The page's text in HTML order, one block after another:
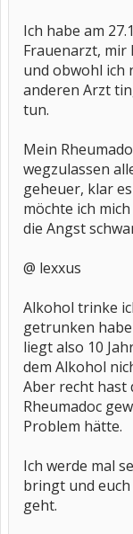
Ich habe am
Frauenarzt, mir
und obwohl ich
anderen Arzt
tun.
Mein
wegzulassen
geheuer, klar
möchte ich
die Angst
@ lexxus
Alkohol trinke
getrunken
liegt also 10
dem Alkohol
Aber recht hast
Rheumadoc
Problem hätte.
Ich werde mal
bringt und
geht.